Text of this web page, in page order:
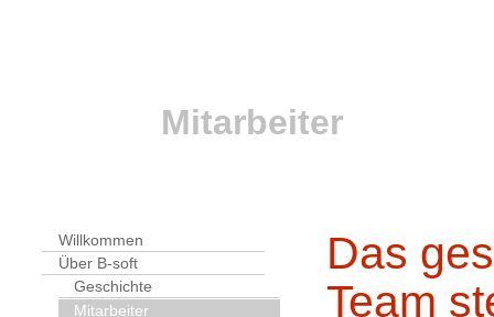
Mitarbeiter
Willkommen
Über B-soft
Geschichte
Mitarbeiter
Das
Team